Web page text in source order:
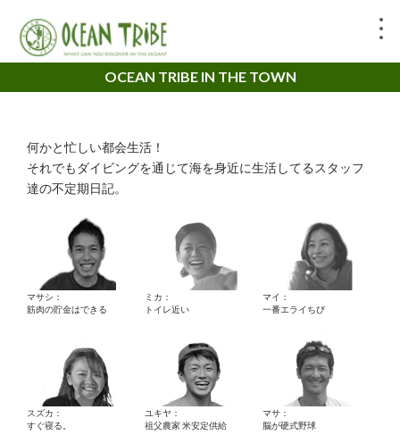
OCEAN TRIBE IN THE TOWN
何かと忙しい都会生活！
それでもダイビングを通じて海を身近に生活してるスタッフ
達の不定期日記。
マサシ：
筋肉の貯金はできる
ミカ：
トイレ近い
マイ：
一番エライちび
スズカ：
すぐ寝る。
ユキヤ：
祖父農家 米安定供給
マサ：
脳が硬式野球